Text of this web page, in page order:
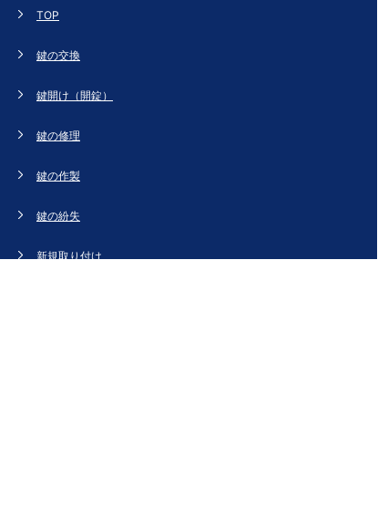
TOP
鍵の交換
鍵開け（開錠）
鍵の修理
鍵の作製
鍵の紛失
新規取り付け